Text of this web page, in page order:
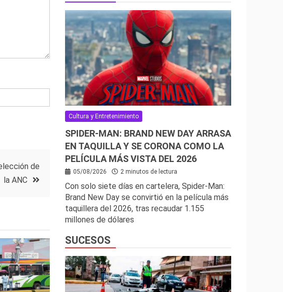
de
la ANC
Cultura y Entretenimiento
SPIDER-MAN: BRAND NEW DAY ARRASA
EN TAQUILLA Y SE CORONA COMO LA
PELÍCULA MÁS VISTA DEL 2026
05/08/2026 2 minutos de lectura
Con solo siete días en cartelera, Spider-Man:
Brand New Day se convirtió en la película más
taquillera del 2026, tras recaudar 1.155
millones de dólares
SUCESOS